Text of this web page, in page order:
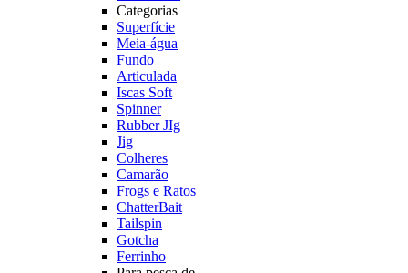
Categorias
Superfície
Meia-água
Fundo
Articulada
Iscas Soft
Spinner
Rubber JIg
Jig
Colheres
Camarão
Frogs e Ratos
ChatterBait
Tailspin
Gotcha
Ferrinho